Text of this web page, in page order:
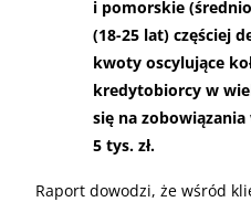
i pomorskie
(18-25 lat) częściej
kwoty oscylujące
kredytobiorcy w
się na
5 tys. zł.
Raport dowodzi, że wśród